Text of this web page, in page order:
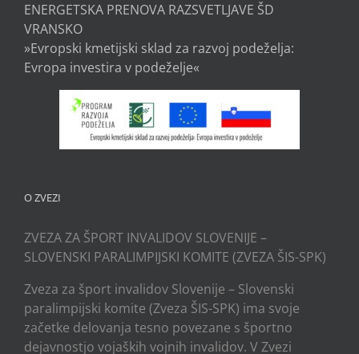
ENERGETSKA PRENOVA RAZSVETLJAVE ŠD
VRANSKO
»Evropski kmetijski sklad za razvoj podeželja:
Evropa investira v podeželje«
O ZVEZI
ZVEZA ZA ŠPORT INVALIDOV SLOVENIJE –
SLOVENSKI PARALIMPIJSKI KOMITE (ZVEZA ŠIS-SPK)
Zveza za šport invalidov Slovenije – Slovenski
paralimpijski komite (Zveza ŠIS-SPK) ima svoje
začetke delovanja tesno povezane s športno
dejavnostjo vojaških vojnih invalidov. V Zvezi